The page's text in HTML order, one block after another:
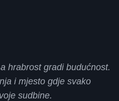
hrabrost gradi budućnost.
i mjesto gdje svako
sudbine.